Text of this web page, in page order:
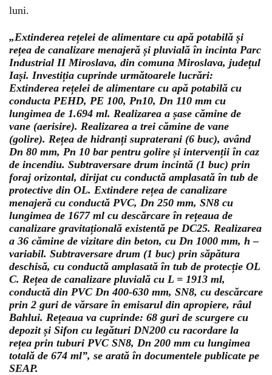
luni.
„Extinderea rețelei de alimentare cu apă potabilă și
rețea de canalizare menajeră și pluvială în incinta Parc
Industrial II Miroslava, din comuna Miroslava, județul
Iași. Investiția cuprinde următoarele lucrări:
Extinderea rețelei de alimentare cu apă potabilă cu
conducta PEHD, PE 100, Pn10, Dn 110 mm cu
lungimea de 1.694 ml. Realizarea a șase cămine de
vane (aerisire). Realizarea a trei cămine de vane
(golire). Rețea de hidranți supraterani (6 buc), având
Dn 80 mm, Pn 10 bar pentru golire și intervenții în caz
de incendiu. Subtraversare drum incintă (1 buc) prin
foraj orizontal, dirijat cu conductă amplasată în tub de
protective din OL. Extindere rețea de canalizare
menajeră cu conductă PVC, Dn 250 mm, SN8 cu
lungimea de 1677 ml cu descărcare în rețeaua de
canalizare gravitațională existentă pe DC25. Realizarea
a 36 cămine de vizitare din beton, cu Dn 1000 mm, h –
variabil. Subtraversare drum (1 buc) prin săpătura
deschisă, cu conductă amplasată în tub de protecție OL
C. Rețea de canalizare pluvială cu L = 1913 ml,
conductă din PVC Dn 400-630 mm, SN8, cu descărcare
prin 2 guri de vărsare în emisarul din apropiere, râul
Bahlui. Rețeaua va cuprinde: 68 guri de scurgere cu
depozit și Sifon cu legături DN200 cu racordare la
rețea prin tuburi PVC SN8, Dn 200 mm cu lungimea
totală de 674 ml”, se arată în documentele publicate pe
SEAP.